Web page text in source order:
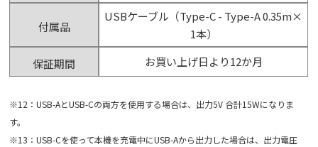
付属品
USBケーブル（Type-C - Type-A 0.35m×
1本）
保証期間
お買い上げ日より12か月
※12：USB-AとUSB-Cの両方を使用する場合は、出力5V 合計15Wになりま
す。
※13：USB-Cを使って本機を充電中にUSB-Aから出力した場合は、出力電圧